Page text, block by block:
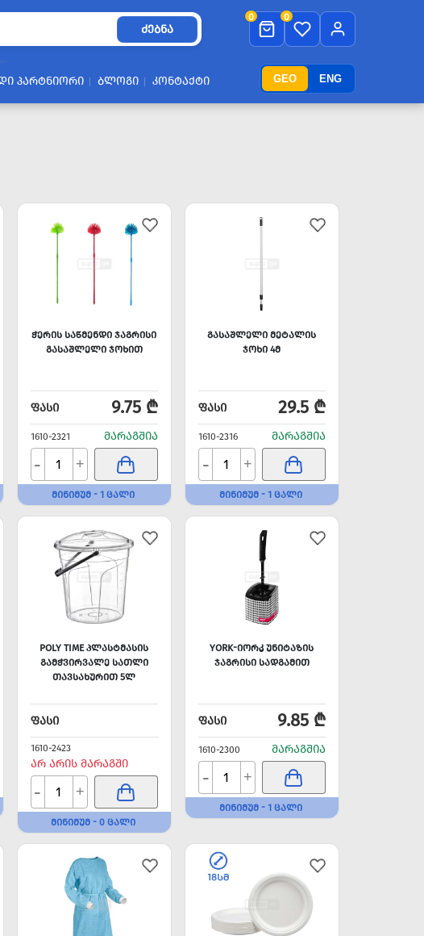
GEO ENG
ᲫᲔᲑᲜᲐ
0 0
ᲞᲐᲠᲢᲜᲘᲝᲠᲘ ᲑᲚᲝᲒᲘ ᲙᲝᲜᲢᲐᲥᲢᲘ
ᲭᲔᲠᲘᲡ ᲡᲐᲬᲛᲔᲜᲓᲘ ᲯᲐᲒᲠᲘᲡᲘ
ᲒᲐᲡᲐᲨᲚᲔᲚᲘ ᲯᲝᲮᲘᲗ
ᲤᲐᲡᲘ 9.75 ₾
1610-2321 ᲛᲐᲠᲐᲒᲨᲘᲐ
- +
ᲛᲘᲜᲘᲛᲣᲛ - 1 ᲪᲐᲚᲘ
ᲒᲐᲡᲐᲨᲚᲔᲚᲘ ᲛᲔᲢᲐᲚᲘᲡ
ᲯᲝᲮᲘ 4Მ
ᲤᲐᲡᲘ 29.5 ₾
1610-2316 ᲛᲐᲠᲐᲒᲨᲘᲐ
- +
ᲛᲘᲜᲘᲛᲣᲛ - 1 ᲪᲐᲚᲘ
POLY TIME ᲞᲚᲐᲡᲢᲛᲐᲡᲘᲡ
ᲒᲐᲛᲭᲕᲘᲠᲕᲐᲚᲔ ᲡᲐᲗᲚᲘ
ᲗᲐᲕᲡᲐᲮᲣᲠᲘᲗ 5Ლ
ᲤᲐᲡᲘ
1610-2423
ᲐᲠ ᲐᲠᲘᲡ ᲛᲐᲠᲐᲒᲨᲘ
- +
ᲛᲘᲜᲘᲛᲣᲛ - 0 ᲪᲐᲚᲘ
YORK-ᲘᲝᲠᲙ ᲣᲜᲘᲢᲐᲖᲘᲡ
ᲯᲐᲒᲠᲘᲡᲘ ᲡᲐᲓᲒᲐᲛᲘᲗ
ᲤᲐᲡᲘ 9.85 ₾
1610-2300 ᲛᲐᲠᲐᲒᲨᲘᲐ
- +
ᲛᲘᲜᲘᲛᲣᲛ - 1 ᲪᲐᲚᲘ